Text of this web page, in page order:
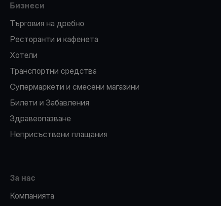
Бизнеси
Търговия на дребно
Ресторанти и кафенета
Хотели
Транспортни средства
Супермаркети и смесени магазини
Билети и Забавления
Здравеопазване
Неприсъствени плащания
За нас
Компанията